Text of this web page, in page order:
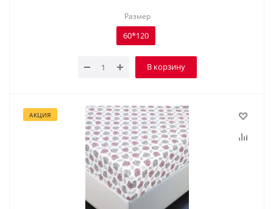
Размер
60*120
В корзину
АКЦИЯ